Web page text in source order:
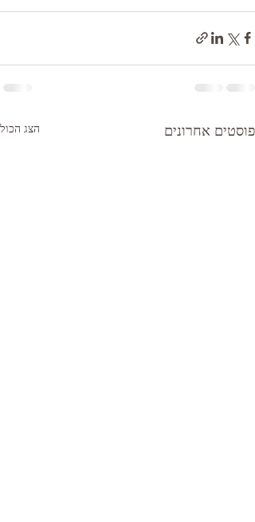
פוסטים אחרונים הצג הכול